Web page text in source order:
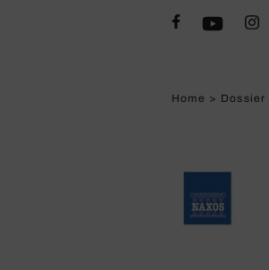
Home > Dossier